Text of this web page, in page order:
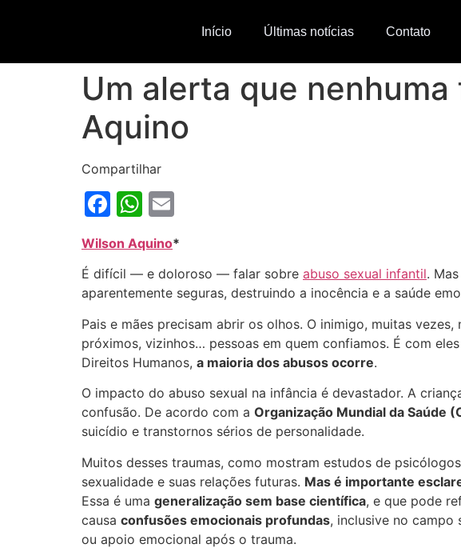
Início Últimas notícias Contato
Um alerta que
Aquino
Compartilhar
Facebook
WhatsApp
Wilson Aquino*
É difícil — e doloroso — falar sobre abuso sexual infantil.
aparentemente seguras, destruindo a inocência e a saúde
Pais e mães precisam abrir os olhos. O inimigo, muitas
próximos, vizinhos… pessoas em quem confiamos. É com
Direitos Humanos, a maioria dos abusos ocorre.
O impacto do abuso sexual na infância é devastador. A
confusão. De acordo com a Organização Mundial da Saúde
suicídio e transtornos sérios de personalidade.
Muitos desses traumas, como mostram estudos de
sexualidade e suas relações futuras. Mas é importante
Essa é uma generalização sem base científica, e que pode
causa confusões emocionais profundas, inclusive no campo
ou apoio emocional após o trauma.